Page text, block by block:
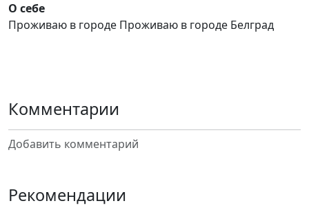
О себе
Проживаю в городе Проживаю в городе Белград
Комментарии
Добавить комментарий
Рекомендации